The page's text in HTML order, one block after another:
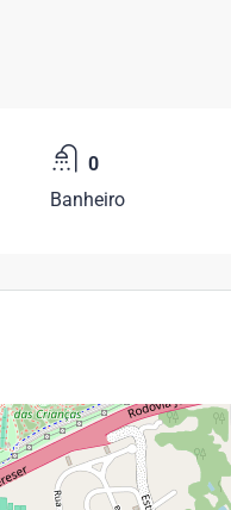
0
Banheiro